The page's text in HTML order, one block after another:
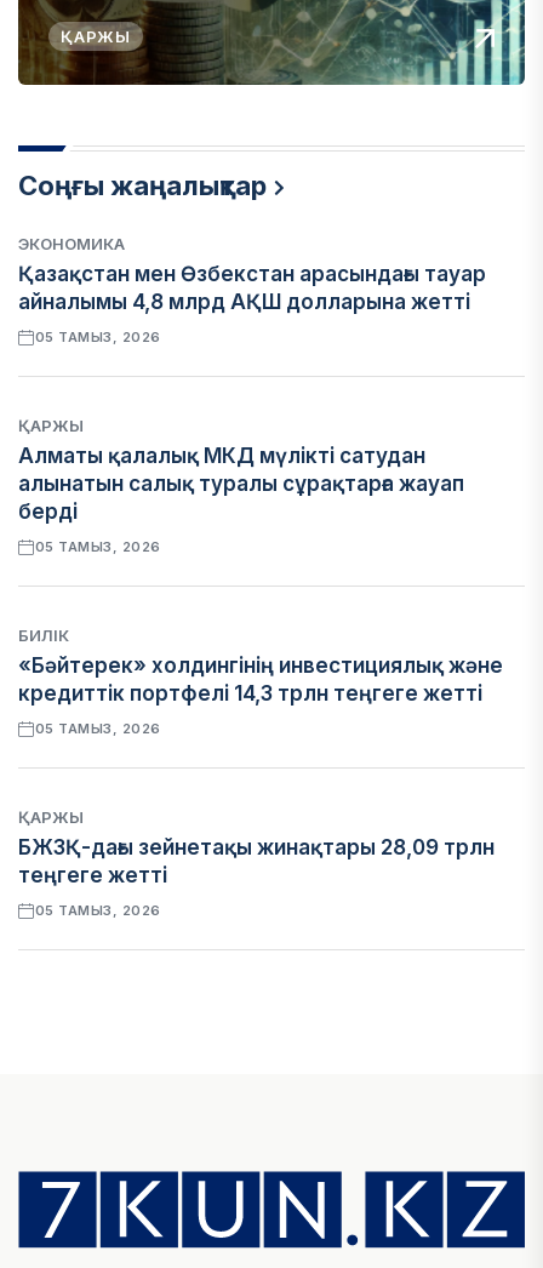
ҚАРЖЫ
Соңғы жаңалықтар
ЭКОНОМИКА
Қазақстан мен Өзбекстан арасындағы тауар
айналымы 4,8 млрд АҚШ долларына жетті
05 ТАМЫЗ, 2026
ҚАРЖЫ
Алматы қалалық МКД мүлікті сатудан
алынатын салық туралы сұрақтарға жауап
берді
05 ТАМЫЗ, 2026
БИЛІК
«Бәйтерек» холдингінің инвестициялық және
кредиттік портфелі 14,3 трлн теңгеге жетті
05 ТАМЫЗ, 2026
ҚАРЖЫ
БЖЗҚ-дағы зейнетақы жинақтары 28,09 трлн
теңгеге жетті
05 ТАМЫЗ, 2026
БИЗНЕС
Freedom Travel іссапар ұйымдастыратын ЖИ
агентін іске қосты